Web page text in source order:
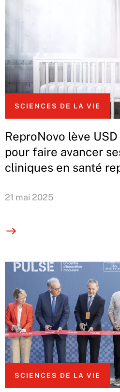
SCIENCES DE LA VIE
ReproNovo lève
pour faire avancer
cliniques en santé
21 mai 2025
SCIENCES DE LA VIE